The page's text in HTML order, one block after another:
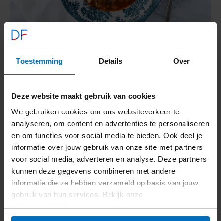
Toestemming Details Over
Deze website maakt gebruik van cookies
We gebruiken cookies om ons websiteverkeer te
analyseren, om content en advertenties te personaliseren
en om functies voor social media te bieden. Ook deel je
informatie over jouw gebruik van onze site met partners
voor social media, adverteren en analyse. Deze partners
kunnen deze gegevens combineren met andere
informatie die ze hebben verzameld op basis van jouw
gebruik van hun services. Bekijk onze
privacyverklaring.
Bekijk receptMinestrone­
soep